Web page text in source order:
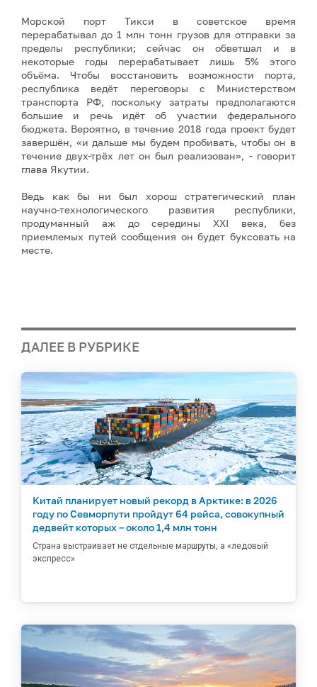
Морской порт Тикси в советское время
перерабатывал до 1 млн тонн грузов для отправки за
пределы республики; сейчас он обветшал и в
некоторые годы перерабатывает лишь 5% этого
объёма. Чтобы восстановить возможности порта,
республика ведёт переговоры с Министерством
транспорта РФ, поскольку затраты предполагаются
большие и речь идёт об участии федерального
бюджета. Вероятно, в течение 2018 года проект будет
завершён, «и дальше мы будем пробивать, чтобы он в
течение двух-трёх лет он был реализован», - говорит
глава Якутии.
Ведь как бы ни был хорош стратегический план
научно-технологического развития республики,
продуманный аж до середины XXI века, без
приемлемых путей сообщения он будет буксовать на
месте.
ДАЛЕЕ В РУБРИКЕ
Китай планирует новый рекорд в Арктике: в 2026
году по Севморпути пройдут 64 рейса, совокупный
дедвейт которых – около 1,4 млн тонн
Страна выстраивает не отдельные маршруты, а «ледовый
экспресс»